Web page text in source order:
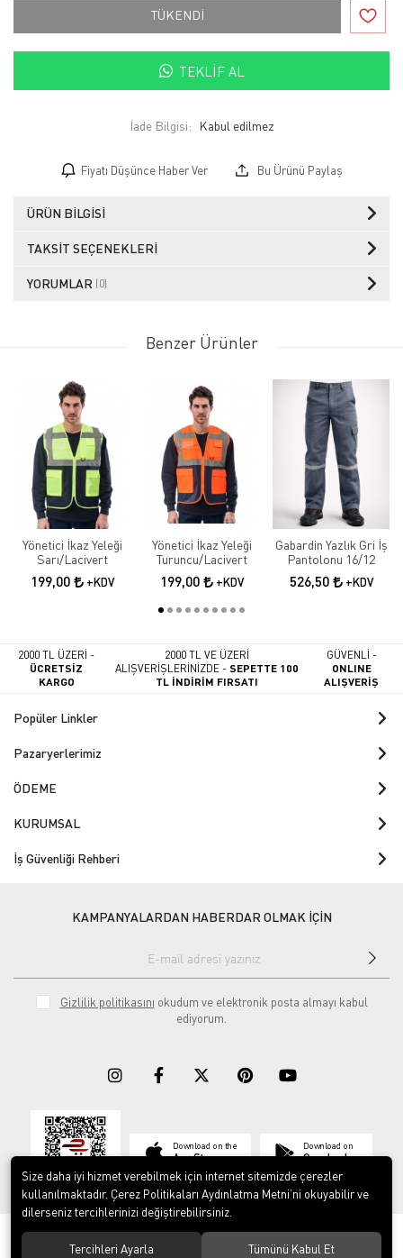
TÜKENDİ
TEKLIF AL
İade Bilgisi:
Fiyatı Düşünce Haber Ver Bu Ürünü Paylaş
ÜRÜN BILGISI
TAKSIT SEÇENEKLERI
YORUMLAR (0)
Benzer Ürünler
Yönetici İkaz Yeleği
Sarı/Lacivert
199,00 +KDV
Yönetici İkaz Yeleği
Turuncu/Lacivert
199,00 +KDV
Gabardin Yazlık Gri İş
Pantolonu 16/12
526,50 +KDV
2000 TL ÜZERİ -
ÜCRETSİZ
KARGO
2000 TL VE ÜZERİ
ALIŞVERİŞLERİNİZDE -SEPETTE 100
TL İNDİRİM FIRSATI
GÜVENLİ -
ONLINE
ALIŞVERİŞ
Popüler Linkler
Pazaryerlerimiz
ÖDEME
KURUMSAL
İş Güvenliği Rehberi
KAMPANYALARDAN HABERDAR OLMAK İÇİN
Gizlilik politikasını okudum ve elektronik posta almayı kabul
ediyorum.
Download on the
App Store
Download on
Google play
© 2023ERY İş Güvenliği Ekipmanları. Tüm hakları saklıdır.
Size daha iyi hizmet verebilmek için internet sitemizde çerezler
kullanılmaktadır. Çerez Politikaları Aydınlatma Metni’ni okuyabilir ve
dilerseniz tercihlerinizi değiştirebilirsiniz.
Tercihleri Ayarla Tümünü Kabul Et